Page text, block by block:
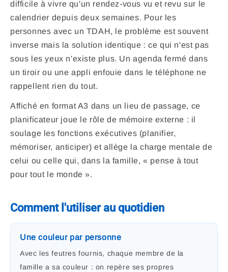
difficile à vivre qu'un rendez-vous vu et revu sur le
calendrier depuis deux semaines. Pour les
personnes avec un TDAH, le problème est souvent
inverse mais la solution identique : ce qui n'est pas
sous les yeux n'existe plus. Un agenda fermé dans
un tiroir ou une appli enfouie dans le téléphone ne
rappellent rien du tout.
Affiché en format A3 dans un lieu de passage, ce
planificateur joue le rôle de mémoire externe : il
soulage les fonctions exécutives (planifier,
mémoriser, anticiper) et allège la charge mentale de
celui ou celle qui, dans la famille, « pense à tout
pour tout le monde ».
Comment l'utiliser au quotidien
Une couleur par personne
Avec les feutres fournis, chaque membre de la
famille a sa couleur : on repère ses propres